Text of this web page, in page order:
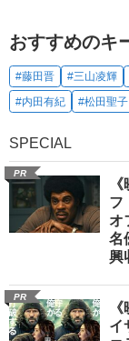
おすすめのキ
#藤田晋 #三山凌輝
#内田有紀
#松田聖子
SPECIAL
PR
フ
オ
名
興
PR
イ